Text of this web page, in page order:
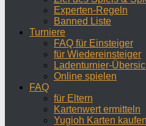
Experten-Regeln
Banned Liste
Turniere
FAQ für Einsteiger
für Wiedereinsteiger
Ladenturnier-
Online spielen
FAQ
für Eltern
Kartenwert ermitteln
Yugioh Karten